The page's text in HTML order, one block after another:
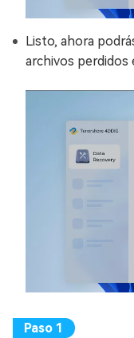
Listo, ahora
archivos perdidos